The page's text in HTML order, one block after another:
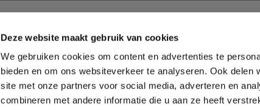
Deze website maakt gebruik van cookies
We gebruiken cookies om content en advertenties te
bieden en om ons websiteverkeer te analyseren. Ook delen
site met onze partners voor social media, adverteren en
combineren met andere informatie die u aan ze heeft